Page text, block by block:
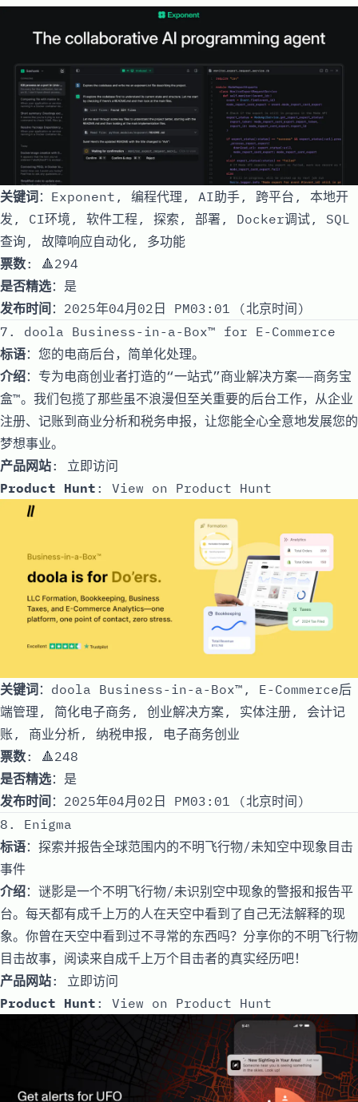
关键词：Exponent, 编程代理, AI助手, 跨平台, 本地开
发, CI环境, 软件工程, 探索, 部署, Docker调试, SQL
查询, 故障响应自动化, 多功能
票数: 🔺294
是否精选：是
发布时间 ：2025年04月02日 PM03:01 (北京时间)
7. doola Business-in-a-Box™ for E-Commerce
标语：您的电商后台，简单化处理。
介绍：专为电商创业者打造的“一站式”商业解决方案——商务宝
盒™。我们包揽了那些虽不浪漫但至关重要的后台工作，从企业
注册、记账到商业分析和税务申报，让您能全心全意地发展您的
梦想事业。
产品网站: 立即访问
Product Hunt : View on Product Hunt
关键词：doola Business-in-a-Box™, E-Commerce后
端管理, 简化电子商务, 创业解决方案, 实体注册, 会计记
账, 商业分析, 纳税申报, 电子商务创业
票数: 🔺248
是否精选：是
发布时间 ：2025年04月02日 PM03:01 (北京时间)
8. Enigma
标语：探索并报告全球范围内的不明飞行物/未知空中现象目击
事件
介绍：谜影是一个不明飞行物/未识别空中现象的警报和报告平
台。每天都有成千上万的人在天空中看到了自己无法解释的现
象。你曾在天空中看到过不寻常的东西吗？分享你的不明飞行物
目击故事，阅读来自成千上万个目击者的真实经历吧！
产品网站: 立即访问
Product Hunt : View on Product Hunt